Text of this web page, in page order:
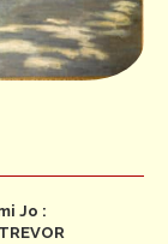
Jo :